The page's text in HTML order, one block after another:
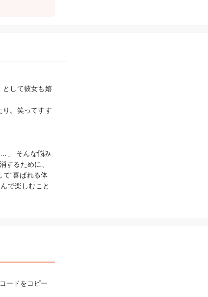
として彼女も嬉
り。笑ってすす
…」 そんな悩み
するために、
“喜ばれる体
で楽しむこと
ードをコピー